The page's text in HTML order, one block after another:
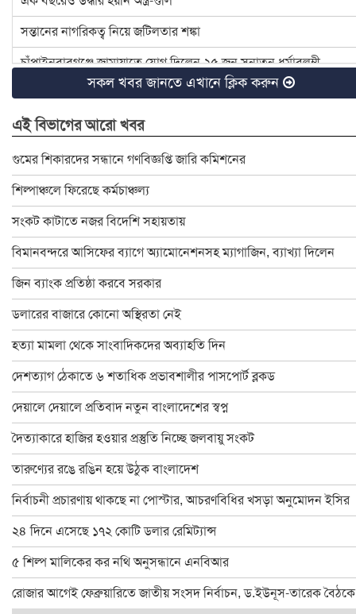
সন্তানের নাগরিকত্ব নিয়ে জটিলতার শঙ্কা
চাঁপাইনবাবগঞ্জে জামায়াতে যোগ দিলেন ২৫ জন সনাতন ধর্মাবলম্বী
চাঁপাইনবাবগঞ্জে বিটিসিএলের ৩৩ লাখ টাকা বকেয়া, মামলার সুপারিশ
৪ হত্যা মামলার আসামি ইউপি চেয়ারম্যান টিপু সাময়িক বরখাস্ত
চাঁপাইনবাবগঞ্জে ডেঙ্গু প্রতিরোধে মশক নিধন কার্যক্রম শুরু
রাষ্ট্রপতি ও প্রধান উপদেষ্টার সঙ্গে সেনাপ্রধানের সাক্ষাৎ
ইসির নির্বাচনী রোডম্যাপে যা থাকছে
বাংলাদেশ জাতীয় অন্ধ কল্যাণ সমিতি চাঁপাইনবাবগঞ্জ শাখার নবনির্বাচিত
চাঁপাইনবাবগঞ্জে স্বেচ্ছাসেবক দলের মতবিনিময় সভা অনুষ্ঠিত
চাঁপাইনবাবগঞ্জে বিদ্যুৎস্পৃষ্টে প্রাণ গেলো মা-মেয়ের
ডাকসু নির্বাচনে লড়ছেন চাঁপাইনবাবগঞ্জের ৯ শিক্ষার্থী
চাঁপাইনবাবগঞ্জ ফোরামের ৩৯ সদস্য বিশিষ্ট কমিটি গঠন : সভাপতি বুলবুল
চাঁপাইনবাবগঞ্জে বানভাসি পরিবারের মাঝে ত্রাণ বিতরণ
২৪ ঘণ্টায় চাঁপাইনবাবগঞ্জে পদ্মার পানি কমেছে ২৫ সেন্টিমিটার
ঐতিহ্যের সাক্ষী ৫০০ বছরের পুরাতন সোনামসজিদ
চাঁপাইনবাবগঞ্জে অ্যাডভোকেসি প্লাটফরমের মানববন্ধন
চাঁপাইনবাবগঞ্জে পুকুর রক্ষার দাবিতে মানববন্ধন
চাঁপাইনবাবগঞ্জে ৬০০ পরিবার পেলো ত্রাণ
চাঁপাইনবাবগঞ্জ-৩ আসনে বিএনপিতে এগিয়ে হারুন
সকল খবর জানতে এখানে ক্লিক করুন
এই বিভাগের আরো খবর
গুমের শিকারদের সন্ধানে গণবিজ্ঞপ্তি জারি কমিশনের
শিল্পাঞ্চলে ফিরেছে কর্মচাঞ্চল্য
সংকট কাটাতে নজর বিদেশি সহায়তায়
বিমানবন্দরে আসিফের ব্যাগে অ্যামোনেশনসহ ম্যাগাজিন, ব্যাখ্যা দিলেন
জিন ব্যাংক প্রতিষ্ঠা করবে সরকার
ডলারের বাজারে কোনো অস্থিরতা নেই
হত্যা মামলা থেকে সাংবাদিকদের অব্যাহতি দিন
দেশত্যাগ ঠেকাতে ৬ শতাধিক প্রভাবশালীর পাসপোর্ট ব্লকড
দেয়ালে দেয়ালে প্রতিবাদ নতুন বাংলাদেশের স্বপ্ন
দৈত্যাকারে হাজির হওয়ার প্রস্তুতি নিচ্ছে জলবায়ু সংকট
তারুণ্যের রঙে রঙিন হয়ে উঠুক বাংলাদেশ
নির্বাচনী প্রচারণায় থাকছে না পোস্টার, আচরণবিধির খসড়া অনুমোদন ইসির
২৪ দিনে এসেছে ১৭২ কোটি ডলার রেমিট্যান্স
৫ শিল্প মালিকের কর নথি অনুসন্ধানে এনবিআর
রোজার আগেই ফেব্রুয়ারিতে জাতীয় সংসদ নির্বাচন, ড.ইউনূস-তারেক বৈঠকে